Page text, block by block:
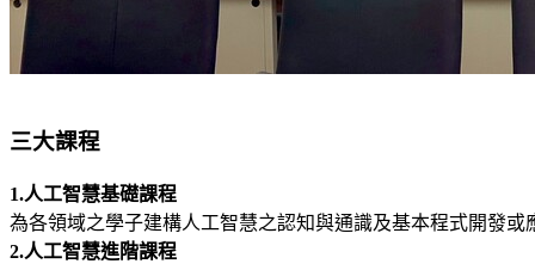
三大課程
1.人工智慧基礎課程
為各領域之學子建構人工智慧之認知與通識及基本程式開發或
2.人工智慧進階課程